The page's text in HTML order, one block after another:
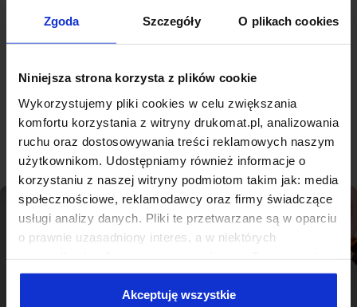
Zgoda Szczegóły O plikach cookies
Niniejsza strona korzysta z plików cookie
Wykorzystujemy pliki cookies w celu zwiększania
komfortu korzystania z witryny drukomat.pl, analizowania
ruchu oraz dostosowywania treści reklamowych naszym
użytkownikom. Udostępniamy również informacje o
korzystaniu z naszej witryny podmiotom takim jak: media
społecznościowe, reklamodawcy oraz firmy świadczące
usługi analizy danych. Pliki te przetwarzane są w oparciu
o prawnie uzasadniony interes, a w niektórych
Niektóre z plików cookies dostarczane i przetwarzane są
przez naszych zewnętrznych partnerów, z których listą
Akceptuję wszystkie
Najlepsza jakość, konkurencyjne
miarę Płocka
Sprawdź produkty